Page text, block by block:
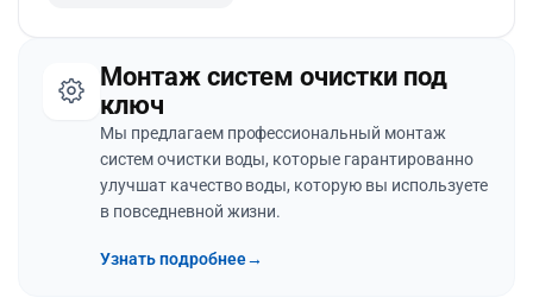
Монтаж систем очистки под
ключ
Мы предлагаем профессиональный монтаж
систем очистки воды, которые гарантированно
улучшат качество воды, которую вы используете
в повседневной жизни.
Узнать подробнее→